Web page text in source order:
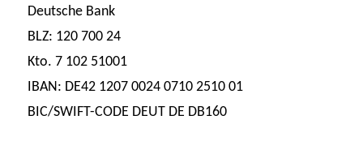
Deutsche Bank
BLZ: 120 700 24
Kto. 7 102 51001
IBAN: DE42 1207 0024 0710 2510 01
BIC/SWIFT-CODE DEUT DE DB160